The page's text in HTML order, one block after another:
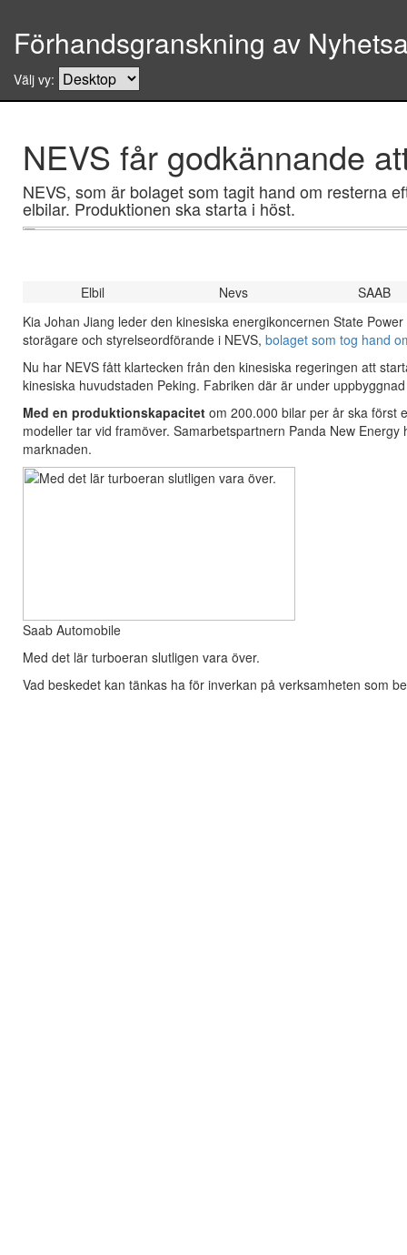
Förhandsgranskning av
Välj vy:
NEVS får godkännande
NEVS, som är bolaget som tagit hand om resterna
elbilar. Produktionen ska starta i höst.
Elbil Nevs
SAAB
Kia Johan Jiang leder den kinesiska energikoncernen State
storägare och styrelseordförande i NEVS, bolaget som tog hand
Nu har NEVS fått klartecken från den kinesiska regeringen att
kinesiska huvudstaden Peking. Fabriken där är under
Med en produktionskapacitet om 200.000 bilar per år ska först
modeller tar vid framöver. Samarbetspartnern Panda New
marknaden.
Saab Automobile
Med det lär turboeran slutligen vara över.
Vad beskedet kan tänkas ha för inverkan på verksamheten som